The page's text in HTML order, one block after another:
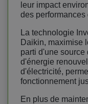
leur impact
des performances
La technologie
Daikin, maximise
parti d'une
d'énergie
d'électricité,
fonctionnement
En plus de